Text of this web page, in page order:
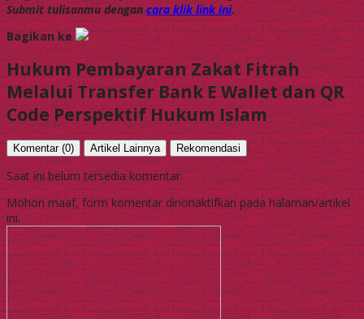
Submit tulisanmu dengancara klik link ini.
Bagikan ke
Hukum Pembayaran Zakat Fitrah
Melalui Transfer Bank E Wallet dan QR
Code Perspektif Hukum Islam
Komentar (0) Artikel Lainnya Rekomendasi
Saat ini belum tersedia komentar.
Mohon maaf, form komentar dinonaktifkan pada halaman/artikel
ini.